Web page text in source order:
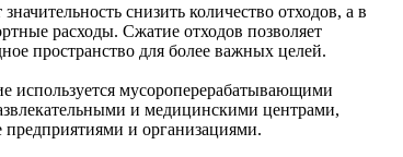
снизить количество отходов, а в
расходы. Сжатие отходов позволяет
пространство для более важных целей.
используется мусороперерабатывающими
и медицинскими центрами,
предприятиями и организациями.